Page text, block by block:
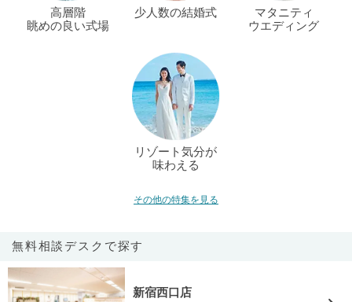
高層階
眺めの良い式場
少人数の結婚式
マタニティ
ウエディング
リゾート気分が
味わえる
その他の特集を見る
無料相談デスクで探す
新宿西口店